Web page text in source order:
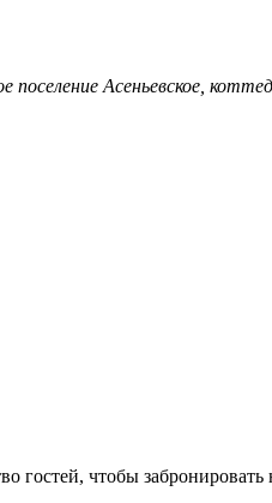
поселение Асеньевское,
гостей, чтобы